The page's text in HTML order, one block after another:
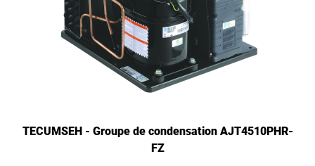
TECUMSEH - Groupe de condensation AJT4510PHR-
FZ